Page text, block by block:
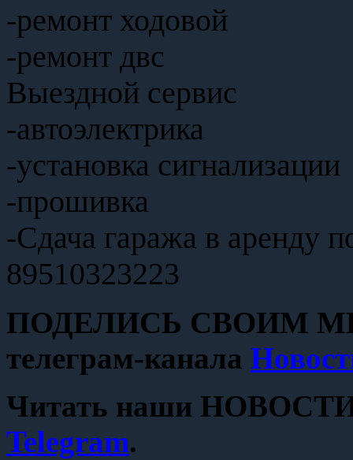
-ремонт ходовой
-ремонт двс
Выездной сервис
-автоэлектрика
-установка сигнализации
-прошивка
-Сдача гаража в аренду
89510323223
ПОДЕЛИСЬ СВОИМ
телеграм-канала
Читать наши НОВОСТИ
Telegram.